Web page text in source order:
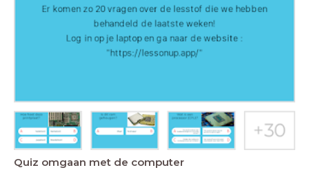
Quiz omgaan met de computer